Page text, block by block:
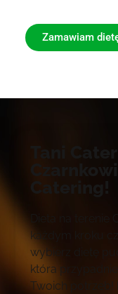
Zamawiam
Tani
Dieta na
każdym kroku
wybierz dietę
która
Twoich potrzeb!